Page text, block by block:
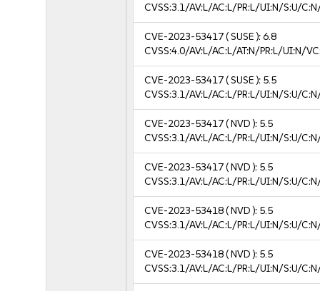
CVSS:3.1/AV:L/AC:L/PR:L/UI:N/S:U/
CVE-2023-53417( SUSE ):6.8
CVSS:4.0/AV:L/AC:L/AT:N/PR:L/UI:N/
CVE-2023-53417( SUSE ): 5.5
CVSS:3.1/AV:L/AC:L/PR:L/UI:N/S:U/
CVE-2023-53417( NVD ): 5.5
CVSS:3.1/AV:L/AC:L/PR:L/UI:N/S:U/
CVE-2023-53417( NVD ): 5.5
CVSS:3.1/AV:L/AC:L/PR:L/UI:N/S:U/
CVE-2023-53418( NVD ): 5.5
CVSS:3.1/AV:L/AC:L/PR:L/UI:N/S:U/
CVE-2023-53418( NVD ): 5.5
CVSS:3.1/AV:L/AC:L/PR:L/UI:N/S:U/